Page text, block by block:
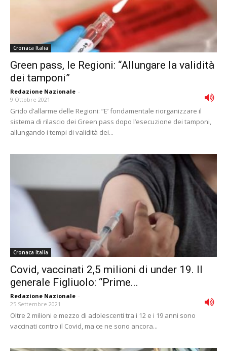
Cronaca Italia
Green pass, le Regioni: “Allungare la validità
dei tamponi”
Redazione Nazionale -
9 Ottobre 2021
Grido d’allarme delle Regioni: “E’ fondamentale riorganizzare il
sistema di rilascio dei Green pass dopo l’esecuzione dei tamponi,
allungando i tempi di validità dei...
Cronaca Italia
Covid, vaccinati 2,5 milioni di under 19. Il
generale Figliuolo: “Prime...
Redazione Nazionale -
25 Settembre 2021
Oltre 2 milioni e mezzo di adolescenti tra i 12 e i 19 anni sono
vaccinati contro il Covid, ma ce ne sono ancora...